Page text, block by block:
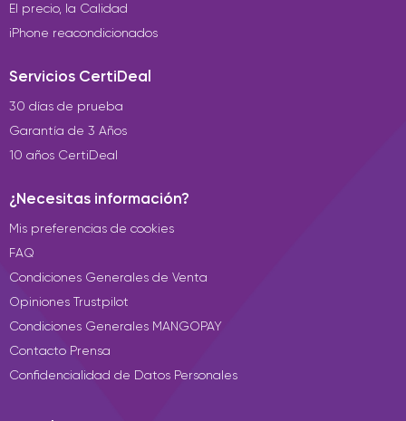
El precio, la Calidad
iPhone reacondicionados
Servicios CertiDeal
30 días de prueba
Garantía de 3 Años
10 años CertiDeal
¿Necesitas información?
Mis preferencias de cookies
FAQ
Condiciones Generales de Venta
Opiniones Trustpilot
Condiciones Generales MANGOPAY
Contacto Prensa
Confidencialidad de Datos Personales